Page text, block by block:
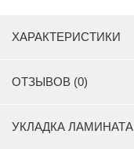
ХАРАКТЕРИСТИКИ
ОТЗЫВОВ (0)
УКЛАДКА ЛАМИНАТА